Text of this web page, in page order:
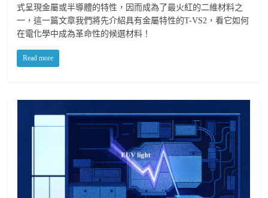
式呈現金屬或半導體的特性，因而成為了最火紅的二維材料之
一，這一篇文章我們將先介紹具有金屬特性的T-VS2，看它如何
在電化學中成為革命性的候選材料！
Read more